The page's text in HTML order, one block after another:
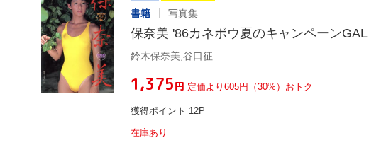
書籍 写真集
保奈美 '86カネボウ夏のキャンペーンGAL
鈴木保奈美,谷口征
¥1,375円 定価より605円（30%）おトク
獲得ポイント 12P
在庫あり